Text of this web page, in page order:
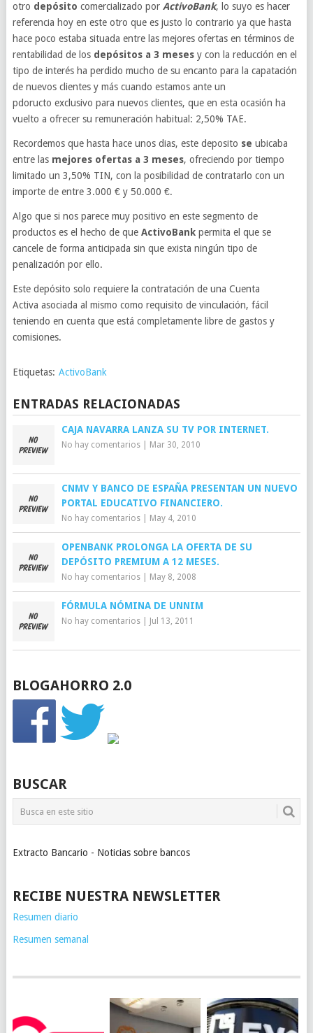
otro depósito comercializado por ActivoBank, lo suyo es hacer
referencia hoy en este otro que es justo lo contrario ya que hasta
hace poco estaba situada entre las mejores ofertas en términos de
rentabilidad de los depósitos a 3 meses y con la reducción en el
tipo de interés ha perdido mucho de su encanto para la capatación
de nuevos clientes y más cuando estamos ante un
pdoructo exclusivo para nuevos clientes, que en esta ocasión ha
vuelto a ofrecer su remuneración habitual: 2,50% TAE.
Recordemos que hasta hace unos dias, este deposito se ubicaba
entre las mejores ofertas a 3 meses, ofreciendo por tiempo
limitado un 3,50% TIN, con la posibilidad de contratarlo con un
importe de entre 3.000 € y 50.000 €.
Algo que si nos parece muy positivo en este segmento de
productos es el hecho de que ActivoBankpermita el que se
cancele de forma anticipada sin que exista ningún tipo de
penalización por ello.
Este depósito solo requiere la contratación de una Cuenta
Activa asociada al mismo como requisito de vinculación, fácil
teniendo en cuenta que está completamente libre de gastos y
comisiones.
Etiquetas: ActivoBank
ENTRADAS RELACIONADAS
CAJA NAVARRA LANZA SU TV POR INTERNET.
No hay comentarios| Mar 30, 2010
CNMV Y BANCO DE ESPAÑA PRESENTAN UN NUEVO
PORTAL EDUCATIVO FINANCIERO.
No hay comentarios| May 4, 2010
OPENBANK PROLONGA LA OFERTA DE SU
DEPÓSITO PREMIUM A 12 MESES.
No hay comentarios| May 8, 2008
FÓRMULA NÓMINA DE UNNIM
No hay comentarios| Jul 13, 2011
BLOGAHORRO 2.0
BUSCAR
Extracto Bancario - Noticias sobre bancos
RECIBE NUESTRA NEWSLETTER
Resumen diario
Resumen semanal